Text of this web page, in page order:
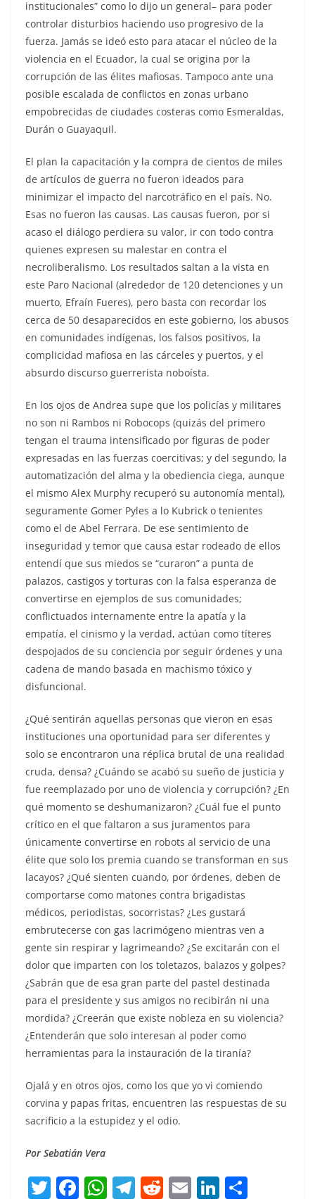
institucionales” como lo dijo un general– para poder
controlar disturbios haciendo uso progresivo de la
fuerza. Jamás se ideó esto para atacar el núcleo de la
violencia en el Ecuador, la cual se origina por la
corrupción de las élites mafiosas. Tampoco ante una
posible escalada de conflictos en zonas urbano
empobrecidas de ciudades costeras como Esmeraldas,
Durán o Guayaquil.
El plan la capacitación y la compra de cientos de miles
de artículos de guerra no fueron ideados para
minimizar el impacto del narcotráfico en el país. No.
Esas no fueron las causas. Las causas fueron, por si
acaso el diálogo perdiera su valor, ir con todo contra
quienes expresen su malestar en contra el
necroliberalismo. Los resultados saltan a la vista en
este Paro Nacional (alrededor de 120 detenciones y un
muerto, Efraín Fueres), pero basta con recordar los
cerca de 50 desaparecidos en este gobierno, los abusos
en comunidades indígenas, los falsos positivos, la
complicidad mafiosa en las cárceles y puertos, y el
absurdo discurso guerrerista noboísta.
En los ojos de Andrea supe que los policías y militares
no son ni Rambos ni Robocops (quizás del primero
tengan el trauma intensificado por figuras de poder
expresadas en las fuerzas coercitivas; y del segundo, la
automatización del alma y la obediencia ciega, aunque
el mismo Alex Murphy recuperó su autonomía mental),
seguramente Gomer Pyles a lo Kubrick o tenientes
como el de Abel Ferrara. De ese sentimiento de
inseguridad y temor que causa estar rodeado de ellos
entendí que sus miedos se “curaron” a punta de
palazos, castigos y torturas con la falsa esperanza de
convertirse en ejemplos de sus comunidades;
conflictuados internamente entre la apatía y la
empatía, el cinismo y la verdad, actúan como títeres
despojados de su conciencia por seguir órdenes y una
cadena de mando basada en machismo tóxico y
disfuncional.
¿Qué sentirán aquellas personas que vieron en esas
instituciones una oportunidad para ser diferentes y
solo se encontraron una réplica brutal de una realidad
cruda, densa? ¿Cuándo se acabó su sueño de justicia y
fue reemplazado por uno de violencia y corrupción? ¿En
qué momento se deshumanizaron? ¿Cuál fue el punto
crítico en el que faltaron a sus juramentos para
únicamente convertirse en robots al servicio de una
élite que solo los premia cuando se transforman en sus
lacayos? ¿Qué sienten cuando, por órdenes, deben de
comportarse como matones contra brigadistas
médicos, periodistas, socorristas? ¿Les gustará
embrutecerse con gas lacrimógeno mientras ven a
gente sin respirar y lagrimeando? ¿Se excitarán con el
dolor que imparten con los toletazos, balazos y golpes?
¿Sabrán que de esa gran parte del pastel destinada
para el presidente y sus amigos no recibirán ni una
mordida? ¿Creerán que existe nobleza en su violencia?
¿Entenderán que solo interesan al poder como
herramientas para la instauración de la tiranía?
Ojalá y en otros ojos, como los que yo vi comiendo
corvina y papas fritas, encuentren las respuestas de su
sacrificio a la estupidez y el odio.
Por Sebatián Vera
T F W T R E Li